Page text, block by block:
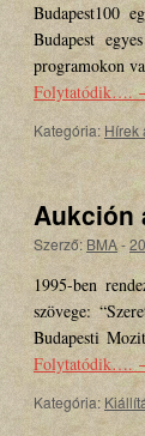
Budapest100
Budapest
programokon
Folytatódik….
Kategória: Hírek
Aukción
Szerző: BMA-
1995-ben
szövege:
Budapesti
Folytatódik….
Kategória: